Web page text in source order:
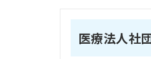
医療法人社